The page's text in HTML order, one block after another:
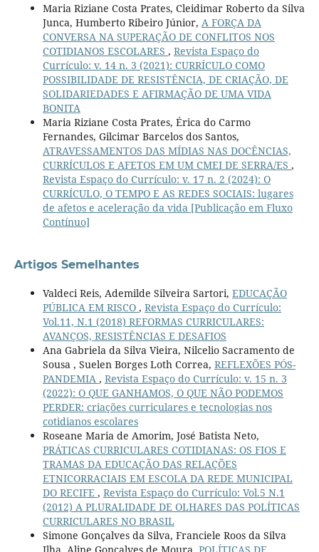
Maria Riziane Costa Prates, Cleidimar Roberto da Silva
Junca, Humberto Ribeiro Júnior, A FORÇA DA
CONVERSA NA SUPERAÇÃO DE CONFLITOS NOS
COTIDIANOS ESCOLARES , Revista Espaço do
Currículo: v. 14 n. 3 (2021): CURRÍCULO COMO
POSSIBILIDADE DE RESISTÊNCIA, DE CRIAÇÃO, DE
SOLIDARIEDADES E AFIRMAÇÃO DE UMA VIDA
BONITA
Maria Riziane Costa Prates, Érica do Carmo
Fernandes, Gilcimar Barcelos dos Santos,
ATRAVESSAMENTOS DAS MÍDIAS NAS DOCÊNCIAS,
CURRÍCULOS E AFETOS EM UM CMEI DE SERRA/ES ,
Revista Espaço do Currículo: v. 17 n. 2 (2024): O
CURRÍCULO, O TEMPO E AS REDES SOCIAIS: lugares
de afetos e aceleração da vida [Publicação em Fluxo
Contínuo]
Artigos Semelhantes
Valdeci Reis, Ademilde Silveira Sartori, EDUCAÇÃO
PÚBLICA EM RISCO , Revista Espaço do Currículo:
Vol.11, N.1 (2018) REFORMAS CURRICULARES:
AVANÇOS, RESISTÊNCIAS E DESAFIOS
Ana Gabriela da Silva Vieira, Nilcelio Sacramento de
Sousa , Suelen Borges Loth Correa, REFLEXÕES PÓS-
PANDEMIA , Revista Espaço do Currículo: v. 15 n. 3
(2022): O QUE GANHAMOS, O QUE NÃO PODEMOS
PERDER: criações curriculares e tecnologias nos
cotidianos escolares
Roseane Maria de Amorim, José Batista Neto,
PRÁTICAS CURRICULARES COTIDIANAS: OS FIOS E
TRAMAS DA EDUCAÇÃO DAS RELAÇÕES
ETNICORRACIAIS EM ESCOLA DA REDE MUNICIPAL
DO RECIFE , Revista Espaço do Currículo: Vol.5 N.1
(2012) A PLURALIDADE DE OLHARES DAS POLÍTICAS
CURRICULARES NO BRASIL
Simone Gonçalves da Silva, Franciele Roos da Silva